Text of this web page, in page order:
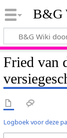
B&G
Fried van
Logboek voor deze